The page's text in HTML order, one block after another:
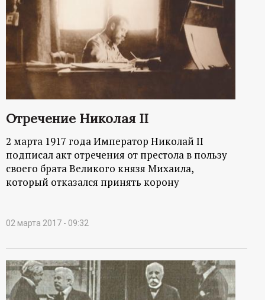
Отречение Николая II
2 марта 1917 года Император Николай II
подписал акт отречения от престола в пользу
своего брата Великого князя Михаила,
который отказался принять корону
02 марта 2017 - 09:32